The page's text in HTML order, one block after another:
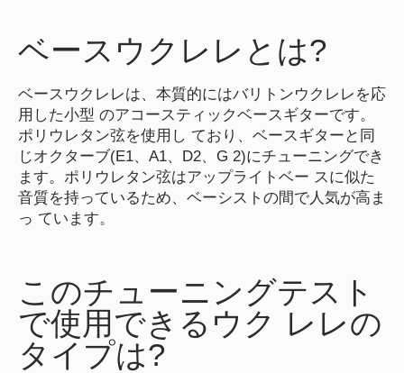
ベースウクレレとは?
ベースウクレレは、本質的にはバリトンウクレレを応
用した小型 のアコースティックベースギターです。
ポリウレタン弦を使用し ており、ベースギターと同
じオクターブ(E1、A1、D2、G 2)にチューニングでき
ます。ポリウレタン弦はアップライトベー スに似た
音質を持っているため、ベーシストの間で人気が高ま
っ ています。
このチューニングテスト
で使用できるウク レレの
タイプは?